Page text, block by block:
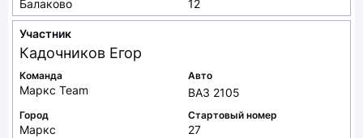
Балаково 12
Участник
Кадочников Егор
Команда
Маркс Team
Авто
ВАЗ 2105
Город
Маркс
Стартовый номер
27